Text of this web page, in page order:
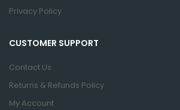
Privacy Policy
CUSTOMER SUPPORT
Contact Us
Returns & Refunds Policy
My Account